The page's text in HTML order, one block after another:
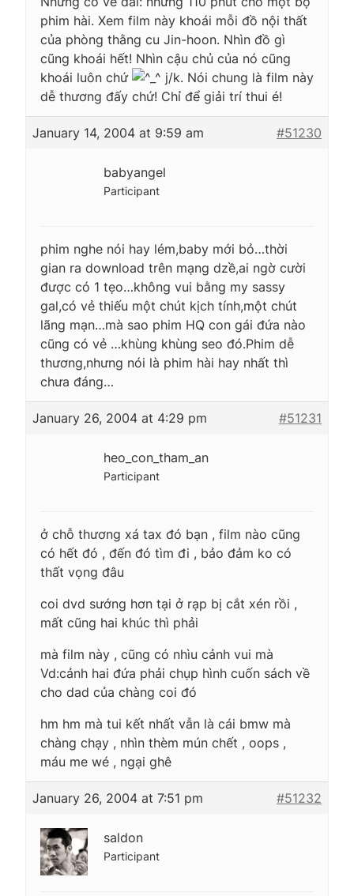
phim hài. Xem film này khoái mỗi đồ nội thất
của phòng thằng cu Jin-hoon. Nhìn đồ gì
cũng khoái hết! Nhìn cậu chủ của nó cũng
khoái luôn chứ
j/k. Nói chung là film này
dễ thương đấy chứ! Chỉ để giải trí thui é!
January 14, 2004 at 9:59 am #51230
babyangel
Participant
phim nghe nói hay lém,baby mới bỏ…thời
gian ra download trên mạng dzề,ai ngờ cười
được có 1 tẹo…không vui bằng my sassy
gal,có vẻ thiếu một chút kịch tính,một chút
lãng mạn…mà sao phim HQ con gái đứa nào
cũng có vẻ …khùng khùng seo đó.Phim dễ
thương,nhưng nói là phim hài hay nhất thì
chưa đáng…
January 26, 2004 at 4:29 pm #51231
heo_con_tham_an
Participant
ở chỗ thương xá tax đó bạn , film nào cũng
có hết đó , đến đó tìm đi , bảo đảm ko có
thất vọng đâu
coi dvd sướng hơn tại ở rạp bị cắt xén rồi ,
mất cũng hai khúc thì phải
mà film này , cũng có nhìu cảnh vui mà
Vd:cảnh hai đứa phải chụp hình cuốn sách về
cho dad của chàng coi đó
hm hm mà tui kết nhất vẫn là cái bmw mà
chàng chạy , nhìn thèm mún chết , oops ,
máu me wé , ngại ghê
January 26, 2004 at 7:51 pm #51232
saldon
Participant